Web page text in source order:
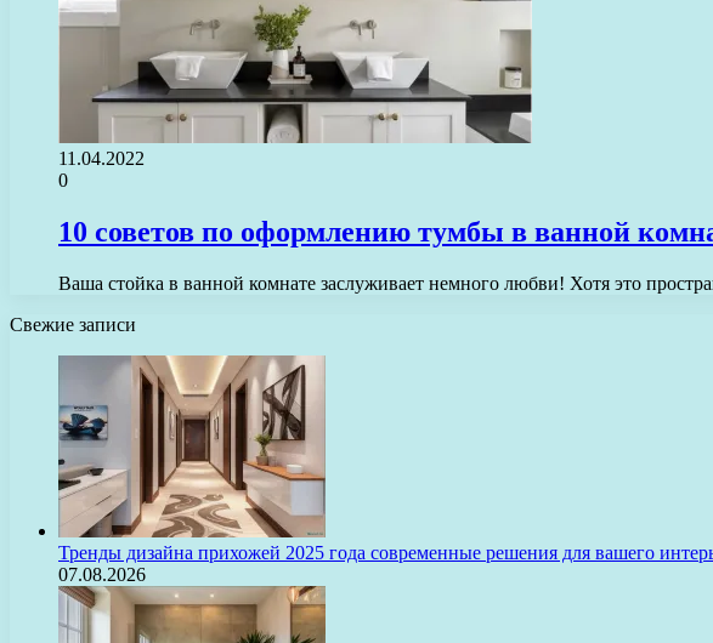
11.04.2022
0
10 советов по оформлению тумбы в ванной
Ваша стойка в ванной комнате заслуживает немного любви! Хотя это
Свежие записи
Тренды дизайна прихожей 2025 года современные решения для вашего
07.08.2026